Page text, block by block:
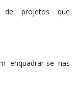
de projetos que
enquadrar-se nas